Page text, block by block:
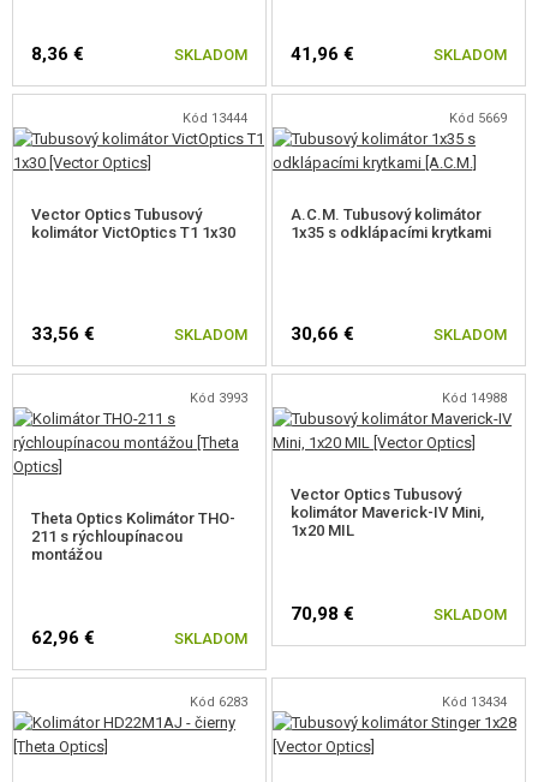
OKÁ NA POPRUH
MIERIDLÁ
POPRUHY NA ZBRANE
SEBAOBRANA, VÝCVIK, NOŽE
TERČE, STRELNICE
OUTDOOR A BUSHCRAFT
STAVEBNICE, MODELY
REKLAMNÉ PREDMETY
POŠKODENÝ, POUŽITÝ TOVAR
8,36 € SKLADOM 41,96 € SKLADOM
Kód 13444
Vector Optics Tubusový
kolimátor VictOptics T1 1x30
33,56 € SKLADOM
Kód 5669
A.C.M. Tubusový kolimátor
1x35 s odklápacími krytkami
30,66 € SKLADOM
Kód 3993
Theta Optics Kolimátor THO-
211 s rýchloupínacou
montážou
62,96 € SKLADOM
Kód 14988
Vector Optics Tubusový
kolimátor Maverick-IV Mini,
1x20 MIL
70,98 € SKLADOM
Kód 6283 Kód 13434